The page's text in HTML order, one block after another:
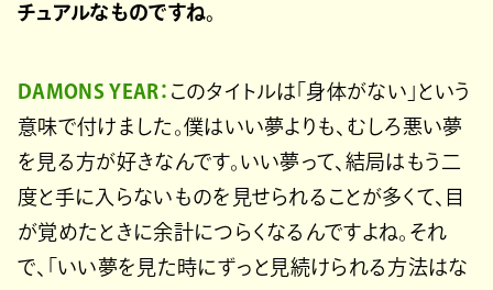
チュアルなものですね。
DAMONS YEAR： このタイトルは「身体がない」という
意味で付けました。僕はいい夢よりも、むしろ悪い夢
を見る方が好きなんです。いい夢って、結局はもう二
度と手に入らないものを見せられることが多くて、目
が覚めたときに余計につらくなるんですよね。それ
で、「いい夢を見た時にずっと見続けられる方法はな